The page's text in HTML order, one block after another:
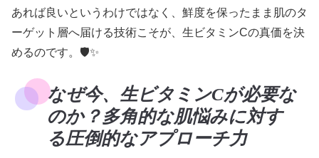
あれば良いというわけではなく、鮮度を保ったまま肌のタ
ーゲット層へ届ける技術こそが、生ビタミンCの真価を決
めるのです。🛡️✨
なぜ今、生ビタミンCが必要な
のか？多角的な肌悩みに対す
る圧倒的なアプローチ力